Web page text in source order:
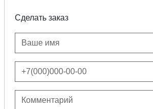
Сделать заказ